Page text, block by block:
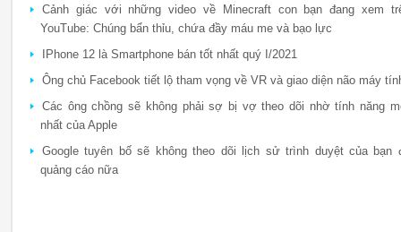
Cảnh giác với những video về Minecraft con bạn đang xem
YouTube: Chúng bẩn thỉu, chứa đầy máu me và bạo lực
IPhone 12 là Smartphone bán tốt nhất quý I/2021
Ông chủ Facebook tiết lộ tham vọng về VR và giao diện não máy
Các ông chồng sẽ không phải sợ bị vợ theo dõi nhờ tính năng
nhất của Apple
Google tuyên bố sẽ không theo dõi lịch sử trình duyệt của bạn
quảng cáo nữa